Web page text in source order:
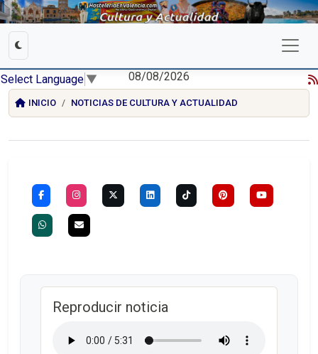
Select Language ▼ 08/08/2026
INICIO NOTICIAS DE CULTURA Y ACTUALIDAD
Reproducir noticia